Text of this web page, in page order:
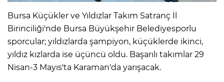
Bursa Küçükler ve Yıldızlar Takım Satranç İl
Birinciliği'nde Bursa Büyükşehir Belediyesporlu
sporcular; yıldızlarda şampiyon, küçüklerde ikinci,
yıldız kızlarda ise üçüncü oldu. Başarılı takımlar 29
Nisan-3 Mayıs'ta Karaman'da yarışacak.